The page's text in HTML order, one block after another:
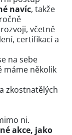
navíc, takže
včetně
certifikací a
na sebe
máme několik
zkostnatělých
ni.
akce, jako